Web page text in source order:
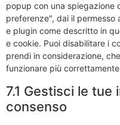
popup con una spiegazione
preferenze", dai il permesso
e plugin come descritto in
e cookie. Puoi disabilitare i
prendi in considerazione,
funzionare più
7.1 Gestisci le tue
consenso